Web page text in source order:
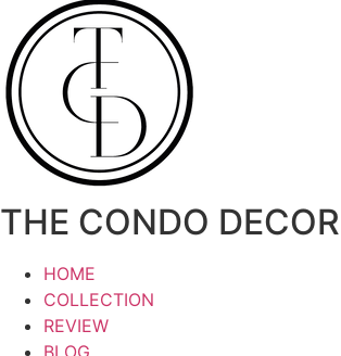
content
THE CONDO DECOR
HOME
COLLECTION
REVIEW
BLOG